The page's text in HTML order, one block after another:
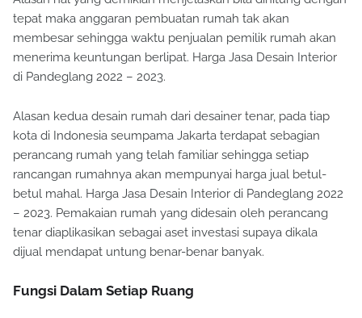
tepat maka anggaran pembuatan rumah tak akan
membesar sehingga waktu penjualan pemilik rumah akan
menerima keuntungan berlipat. Harga Jasa Desain Interior
di Pandeglang 2022 – 2023.
Alasan kedua desain rumah dari desainer tenar, pada tiap
kota di Indonesia seumpama Jakarta terdapat sebagian
perancang rumah yang telah familiar sehingga setiap
rancangan rumahnya akan mempunyai harga jual betul-
betul mahal. Harga Jasa Desain Interior di Pandeglang 2022
– 2023. Pemakaian rumah yang didesain oleh perancang
tenar diaplikasikan sebagai aset investasi supaya dikala
dijual mendapat untung benar-benar banyak.
Fungsi Dalam Setiap Ruang